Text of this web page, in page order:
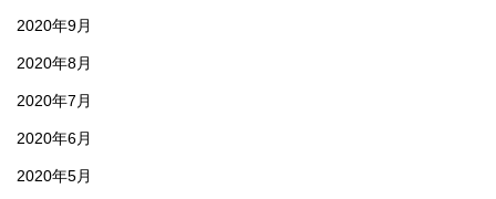
2020年9月
2020年8月
2020年7月
2020年6月
2020年5月